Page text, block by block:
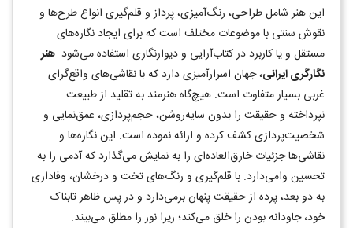
اين هنر شامل طراحی، رنگ‌آمیزی، پرداز و قلم‌گیری انواع طرح‌ها و
نقوش سنتی با موضوعات مختلف است که برای ايجاد نگاره‌های
مستقل و يا کاربرد در کتاب‌آرایی و ديوارنگاری استفاده می‌شود. هنر
نگارگری ايرانی، جهان اسرارآميزی دارد که با نقاشی‌های واقع‌گرای
غربی بسيار متفاوت است. هیچ‌گاه هنرمند به تقليد از طبيعت
نپرداخته و حقيقت را بدون سایه‌روشن، حجم‌پردازی، عمق‌نمایی و
شخصیت‌پردازی کشف کرده و ارائه نموده است. اين نگاره‌ها و
نقاشی‌ها جزئيات خارق‌العاده‌ای را به نمايش می‌گذارد که آدمی را به
تحسين وامی‌دارد. با قلم‌گیری و رنگ‌های تخت و درخشان، وفاداری
به دو بعد، پرده از حقيقت پنهان برمی‌دارد و در پس ظاهر تابناک
خود، جاودانه بودن را خلق می‌کند؛ زيرا نور را مطلق می‌بیند.